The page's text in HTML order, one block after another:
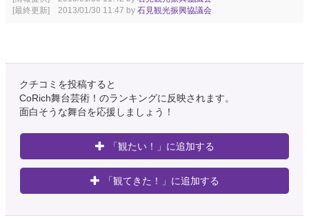
[最終更新] 2013/01/30 11:47 by 石見観光振興協議会
クチコミを投稿すると
CoRich舞台芸術！のランキングに反映されます。
面白そうな舞台を応援しましょう！
「観たい！」に追加する
「観てきた！」に追加する